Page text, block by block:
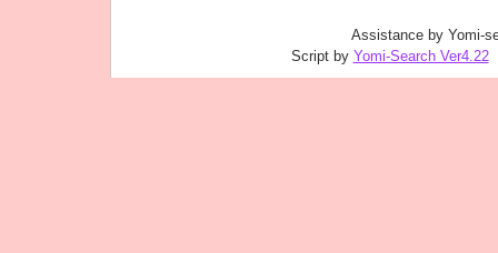
Assistance by Yomi-
Script by Yomi-Search Ver4.22